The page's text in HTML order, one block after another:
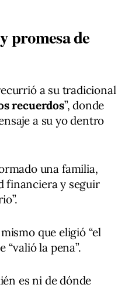
promesa de
a su tradicional
recuerdos”, donde
a su yo dentro
una familia,
financiera y seguir
que eligió “el
“valió la pena”.
es ni de dónde